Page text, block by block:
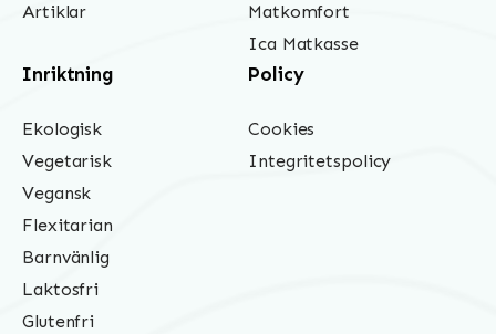
Artiklar
Matkomfort
Ica Matkasse
Inriktning
Ekologisk
Vegetarisk
Vegansk
Flexitarian
Barnvänlig
Laktosfri
Glutenfri
Policy
Cookies
Integritetspolicy